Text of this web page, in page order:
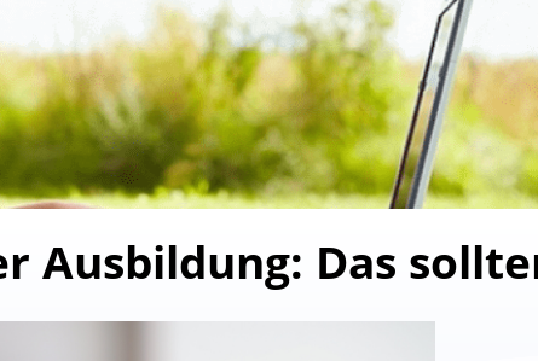
Ausbildung: Das